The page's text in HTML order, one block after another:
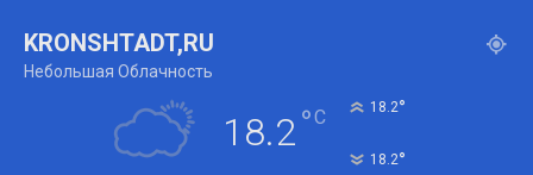
KRONSHTADT,RU
Небольшая Облачность
18.2°C 18.2°
18.2°